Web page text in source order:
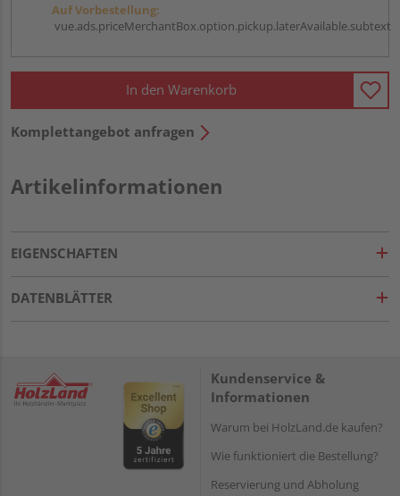
Auf Vorbestellung:
vue.ads.priceMerchantBox.option.pickup.laterAvailable.subtext
In den Warenkorb
Komplettangebot anfragen
Artikelinformationen
EIGENSCHAFTEN
DATENBLÄTTER
Kundenservice &
Informationen
Warum bei HolzLand.de kaufen?
Wie funktioniert die Bestellung?
Reservierung und Abholung